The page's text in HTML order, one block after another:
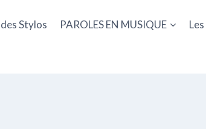
Stylos PAROLES EN MUSIQUE